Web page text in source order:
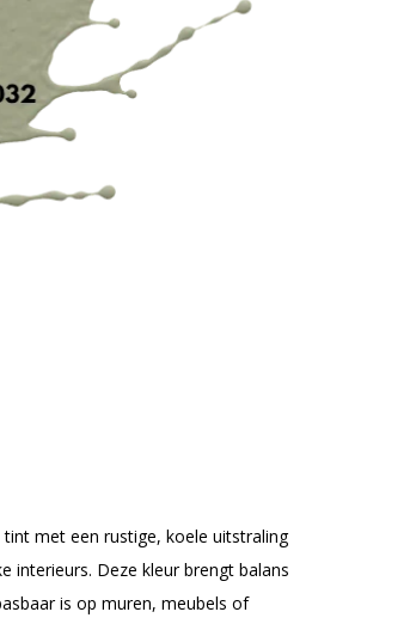
met een rustige, koele uitstraling
interieurs. Deze kleur brengt balans
is op muren, meubels of